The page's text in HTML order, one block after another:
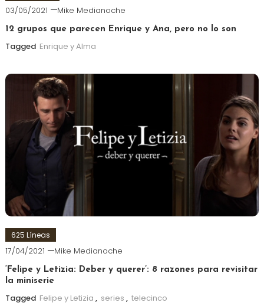
03/05/2021 Mike Medianoche
12 grupos que parecen Enrique y Ana, pero no lo son
Tagged Enrique y Alma
625 Líneas
17/04/2021 Mike Medianoche
‘Felipe y Letizia: Deber y querer’: 8 razones para revisitar
la miniserie
Tagged Felipe y Letizia , series , telecinco